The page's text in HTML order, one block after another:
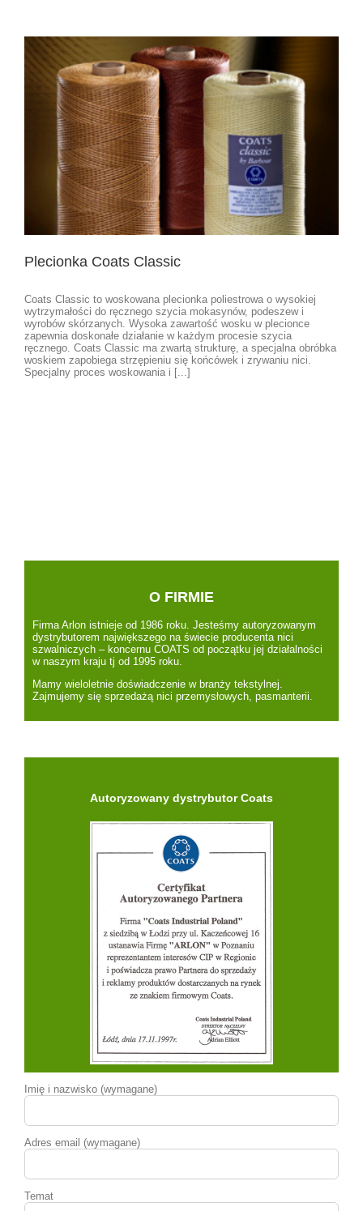
Plecionka Coats Classic
Coats Classic to woskowana plecionka poliestrowa o wysokiej
wytrzymałości do ręcznego szycia mokasynów, podeszew i
wyrobów skórzanych. Wysoka zawartość wosku w plecionce
zapewnia doskonałe działanie w każdym procesie szycia
ręcznego. Coats Classic ma zwartą strukturę, a specjalna obróbka
woskiem zapobiega strzępieniu się końcówek i zrywaniu nici.
Specjalny proces woskowania i [...]
O FIRMIE
Firma Arlon istnieje od 1986 roku. Jesteśmy autoryzowanym
dystrybutorem największego na świecie producenta nici
szwalniczych – koncernu COATS od początku jej działalności
w naszym kraju tj od 1995 roku.
Mamy wieloletnie doświadczenie w branży tekstylnej.
Zajmujemy się sprzedażą nici przemysłowych, pasmanterii.
Autoryzowany dystrybutor Coats
Imię i nazwisko (wymagane)
Adres email (wymagane)
Temat